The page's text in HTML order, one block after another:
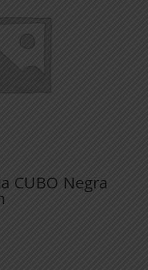
CUBO Negra